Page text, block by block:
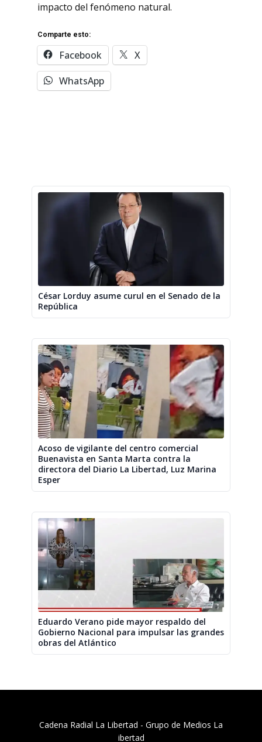
impacto del fenómeno natural.
Comparte esto:
Facebook
X
WhatsApp
César Lorduy asume curul en el Senado de la
República
Acoso de vigilante del centro comercial
Buenavista en Santa Marta contra la
directora del Diario La Libertad, Luz Marina
Esper
Eduardo Verano pide mayor respaldo del
Gobierno Nacional para impulsar las grandes
obras del Atlántico
Cadena Radial La Libertad​ - Grupo de Medios La
ibertad